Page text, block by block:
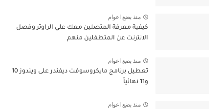
منذ بضع اعوام
كيفية معرفة المتصلين معك علي الراوتر وفصل
الانترنت عن المتطفلين منهم
منذ بضع اعوام
تعطيل برنامج مايكروسوفت ديفندر على ويندوز 10
و11 نهائياً
منذ بضع اعوام